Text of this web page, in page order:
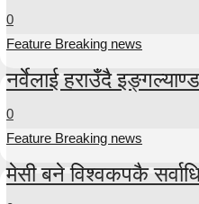
0
Feature Breaking news
नर्वेलाई हराउँदै
0
Feature Breaking news
मेसी बने विश्वकपकै